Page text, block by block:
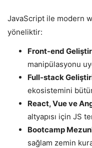
JavaScript ile modern
yöneliktir:
Front-end
manipülasyonu
Full-stack
ekosistemini
React, Vue ve
altyapısı için JS
Bootcamp
sağlam zemin